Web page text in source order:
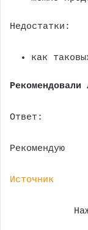
Недостатки:
как
Ответ:
Рекомендую
Источник